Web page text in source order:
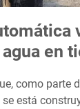
en
como parte
está